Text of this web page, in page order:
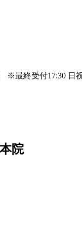
※最終受付17:30 日
院